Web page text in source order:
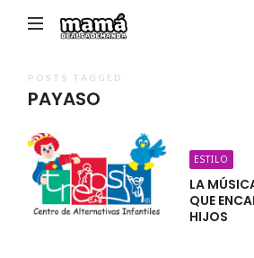
POSTS TAGGED
PAYASO
ESTILO
LA
QUE
HIJOS